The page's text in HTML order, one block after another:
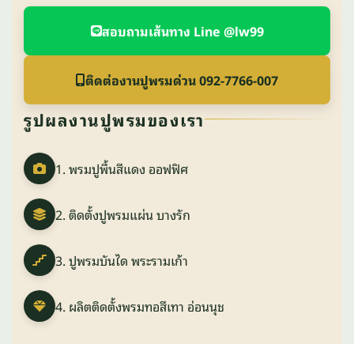
สอบถามเส้นทาง Line @lw99
ติดต่องานปูพรมด่วน 092-7766-007
รูปผลงานปูพรมของเรา
1. พรมปูพื้นสีแดง ออฟฟิศ
2. ติดตั้งปูพรมแผ่น บางรัก
3. ปูพรมบันได พระรามเก้า
4. ผลิตติดตั้งพรมทอสีเทา อ่อนนุช